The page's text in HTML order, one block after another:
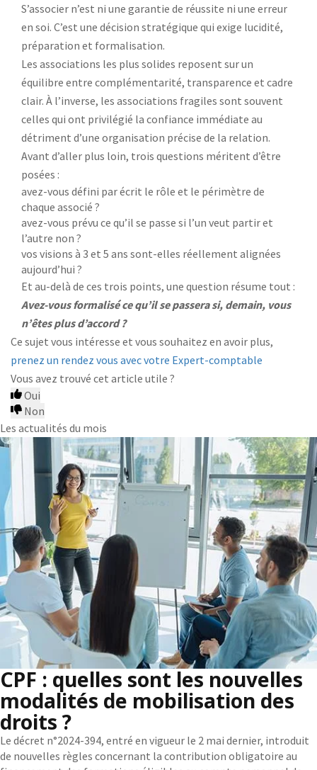
S’associer n’est ni une garantie de réussite ni une erreur
en soi. C’est une décision stratégique qui exige lucidité,
préparation et formalisation.
Les associations les plus solides reposent sur un
équilibre entre complémentarité, transparence et cadre
clair. À l’inverse, les associations fragiles sont souvent
celles qui ont privilégié la confiance immédiate au
détriment d’une organisation précise de la relation.
Avant d’aller plus loin, trois questions méritent d’être
posées :
avez-vous défini par écrit le rôle et le périmètre de
chaque associé ?
avez-vous prévu ce qu’il se passe si l’un veut partir et
l’autre non ?
vos visions à 3 et 5 ans sont-elles réellement alignées
aujourd’hui ?
Et au-delà de ces trois points, une question résume tout :
Avez-vous formalisé ce qu’il se passera si, demain, vous
n’êtes plus d’accord ?
Ce sujet vous intéresse et vous souhaitez en avoir plus,
prenez un rendez vous avec votre Expert-comptable
Vous avez trouvé cet article utile ?
Oui
Non
Les actualités du mois
CPF : quelles sont les nouvelles
modalités de mobilisation des
droits ?
Le décret n°2024-394, entré en vigueur le 2 mai dernier, introduit
de nouvelles règles concernant la contribution obligatoire au